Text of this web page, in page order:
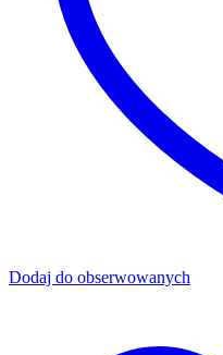
Dodaj do obserwowanych